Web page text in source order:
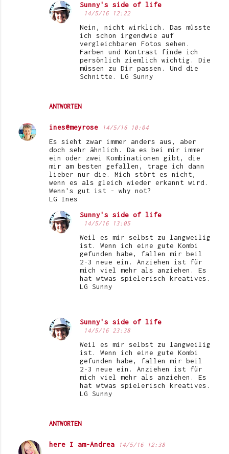
ANTWORTEN
Sunny's side of life
14/5/16 12:22
Nein, nicht wirklich. Das müsste
ich schon irgendwie auf
vergleichbaren Fotos sehen.
Farben und Kontrast finde ich
persönlich ziemlich wichtig. Die
müssen zu Dir passen. Und die
Schnitte. LG Sunny
ines@meyrose 14/5/16 10:04
Es sieht zwar immer anders aus, aber
doch sehr ähnlich. Da es bei mir immer
ein oder zwei Kombinationen gibt, die
mir am besten gefallen, trage ich dann
lieber nur die. Mich stört es nicht,
wenn es als gleich wieder erkannt wird.
Wenn's gut ist - why not?
LG Ines
ANTWORTEN
Sunny's side of life
14/5/16 13:05
Weil es mir selbst zu langweilig
ist. Wenn ich eine gute Kombi
gefunden habe, fallen mir beil
2-3 neue ein. Anziehen ist für
mich viel mehr als anziehen. Es
hat wtwas spielerisch kreatives.
LG Sunny
Sunny's side of life
14/5/16 23:38
Weil es mir selbst zu langweilig
ist. Wenn ich eine gute Kombi
gefunden habe, fallen mir beil
2-3 neue ein. Anziehen ist für
mich viel mehr als anziehen. Es
hat wtwas spielerisch kreatives.
LG Sunny
here I am-Andrea 14/5/16 12:38